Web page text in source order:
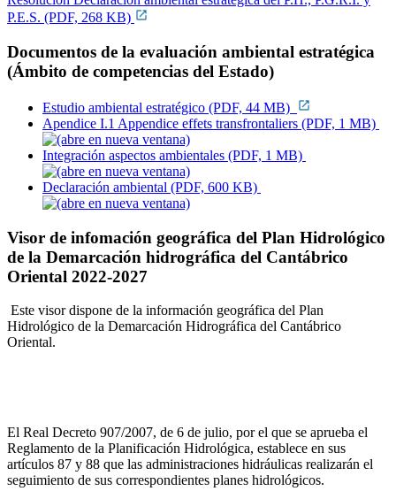
P.E.S. (PDF, 268 KB)
Documentos de la evaluación ambiental estratégica
(Ámbito de competencias del Estado)
Estudio ambiental estratégico (PDF, 44 MB)
Apendice I.1 Appendice effets transfrontaliers (PDF, 1 MB)
Integración aspectos ambientales (PDF, 1 MB)
Declaración ambiental (PDF, 600 KB)
Visor de infomación geográfica del Plan Hidrológico
de la Demarcación hidrográfica del Cantábrico
Oriental 2022-2027
Este visor dispone de la información geográfica del Plan
Hidrológico de la Demarcación Hidrográfica del Cantábrico
Oriental.
El Real Decreto 907/2007, de 6 de julio, por el que se aprueba el
Reglamento de la Planificación Hidrológica, establece en sus
artículos 87 y 88 que las administraciones hidráulicas realizarán el
seguimiento de sus correspondientes planes hidrológicos.